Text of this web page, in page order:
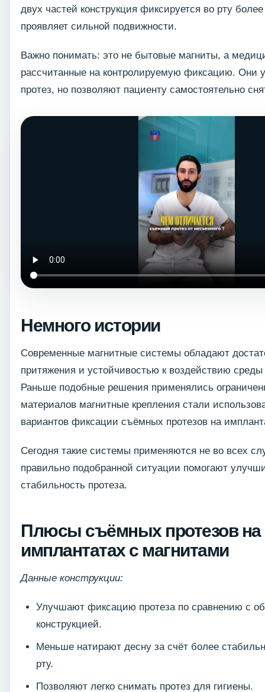
двух частей конструкция фиксируется во рту
проявляет сильной подвижности.
Важно понимать: это не бытовые магниты, а
рассчитанные на контролируемую фиксацию. Они
протез, но позволяют пациенту самостоятельно
Немного истории
Современные магнитные системы обладают
притяжения и устойчивостью к воздействию среды
Раньше подобные решения применялись
материалов магнитные крепления стали
вариантов фиксации съёмных протезов на
Сегодня такие системы применяются не во всех
правильно подобранной ситуации помогают
стабильность протеза.
Плюсы съёмных протезов на
имплантатах с магнитами
Данные конструкции:
Улучшают фиксацию протеза по сравнению с
конструкцией.
Меньше натирают десну за счёт более
рту.
Позволяют легко снимать протез для гигиены.